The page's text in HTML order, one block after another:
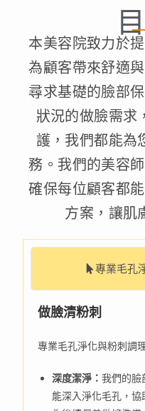
本美容院致力於
為顧客帶來舒適
尋求基礎的臉部
狀況的做臉需求
護，我們都能為
務。我們的美容
確保每位顧客都
方案，讓肌
專業毛孔
做臉清粉刺
專業毛孔淨化與粉刺調
深度潔淨：我們的臉
能深入淨化毛孔，協